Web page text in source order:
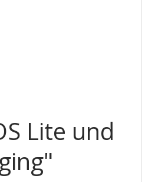
Lite und